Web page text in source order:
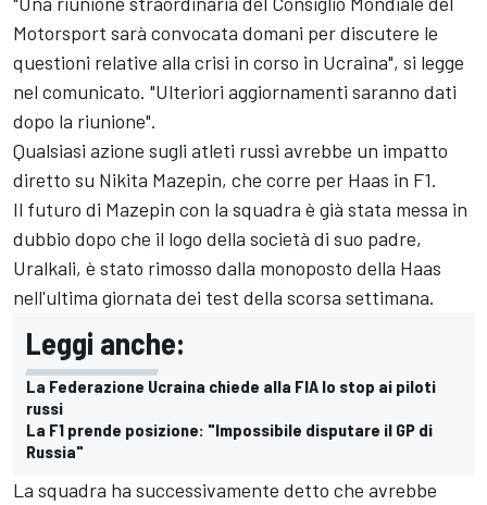
Motorsport sarà convocata domani per discutere le
questioni relative alla crisi in corso in Ucraina", si legge
nel comunicato. "Ulteriori aggiornamenti saranno dati
dopo la riunione".
Qualsiasi azione sugli atleti russi avrebbe un impatto
diretto su Nikita Mazepin, che corre per Haas in F1.
Il futuro di Mazepin con la squadra è già stata messa in
dubbio dopo che il logo della società di suo padre,
Uralkali, è stato rimosso dalla monoposto della Haas
nell'ultima giornata dei test della scorsa settimana.
Leggi anche:
La Federazione Ucraina chiede alla FIA lo stop ai piloti
russi
La F1 prende posizione: "Impossibile disputare il GP di
Russia"
La squadra ha successivamente detto che avrebbe